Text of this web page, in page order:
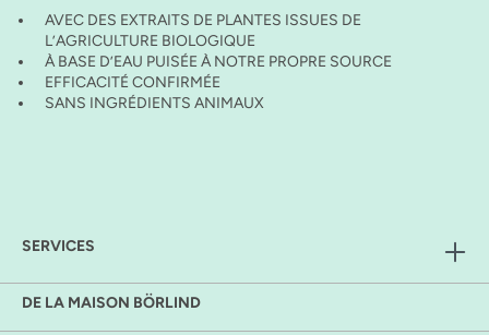
AVEC DES EXTRAITS DE PLANTES ISSUES DE
L’AGRICULTURE BIOLOGIQUE
À BASE D’EAU PUISÉE À NOTRE PROPRE SOURCE
EFFICACITÉ CONFIRMÉE
SANS INGRÉDIENTS ANIMAUX
SERVICES
DE LA MAISON BÖRLIND